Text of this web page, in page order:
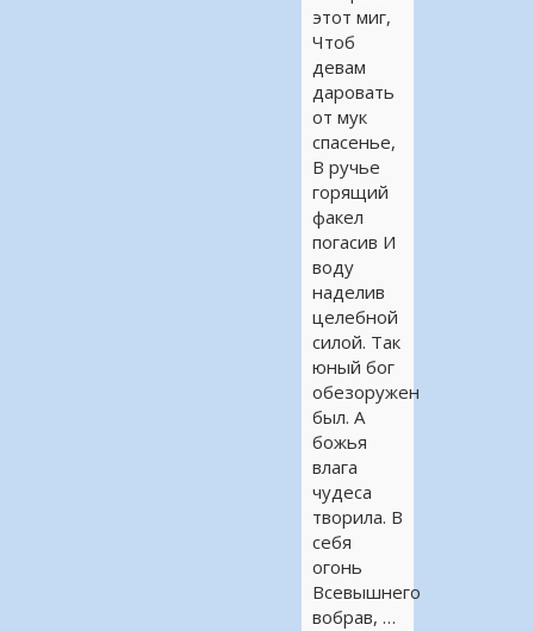
этот миг,
Чтоб
девам
даровать
от мук
спасенье,
В ручье
горящий
факел
погасив И
воду
наделив
целебной
силой. Так
юный бог
обезоружен
был. А
божья
влага
чудеса
творила. В
себя
огонь
Всевышнего
вобрав, …